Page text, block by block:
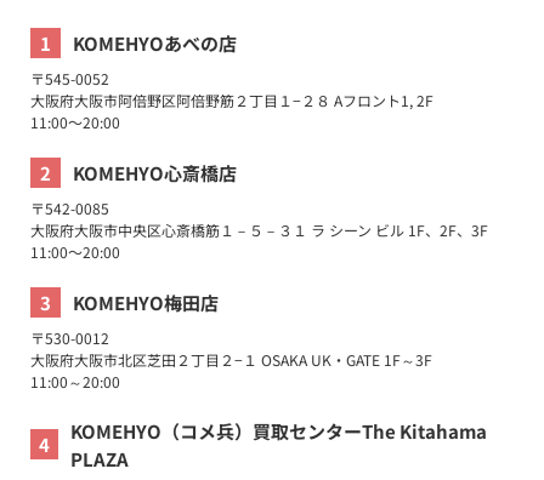
1 KOMEHYOあべの店
〒545-0052
大阪府大阪市阿倍野区阿倍野筋２丁目１−２８ Aフロント1, 2F
11:00〜20:00
2 KOMEHYO心斎橋店
〒542-0085
大阪府大阪市中央区心斎橋筋１－５－３１ ラ シーン ビル 1F、2F、3F
11:00〜20:00
3 KOMEHYO梅田店
〒530-0012
大阪府大阪市北区芝田２丁目２−１ OSAKA UK・GATE 1F～3F
11:00～20:00
4
KOMEHYO（コメ兵）買取センターThe Kitahama
PLAZA